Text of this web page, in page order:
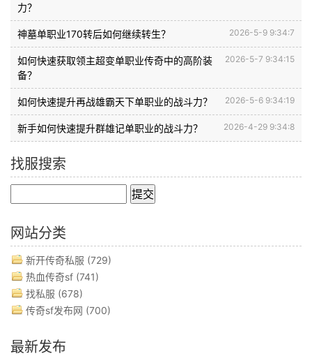
力？
2026-5-9 9:34:7
神墓单职业170转后如何继续转生？
2026-5-7 9:34:15
如何快速获取领主超变单职业传奇中的高阶装
备？
2026-5-6 9:34:19
如何快速提升再战雄霸天下单职业的战斗力？
2026-4-29 9:34:8
新手如何快速提升群雄记单职业的战斗力？
找服搜索
网站分类
新开传奇私服 (729)
热血传奇sf (741)
找私服 (678)
传奇sf发布网 (700)
最新发布